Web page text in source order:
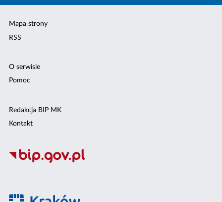
Mapa strony
RSS
O serwisie
Pomoc
Redakcja BIP MK
Kontakt